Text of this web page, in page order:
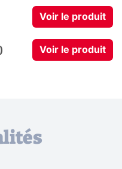
Voir le produit
Voir le produit